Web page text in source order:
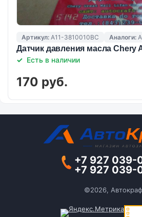
Артикул: A11-3810010BC Аналоги:
Датчик давления масла Chery
Есть в наличии
170 руб.
+7 927 039-
+7 927 039-
©2026,